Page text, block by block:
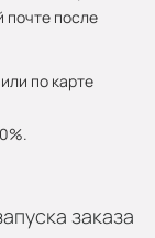
почте после
по карте
заказа